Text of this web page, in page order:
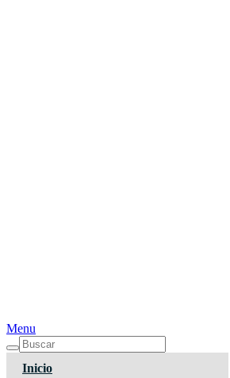
Menu
Inicio